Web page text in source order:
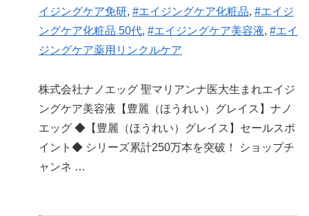
イジングケア免研, #エイジングケア化粧品, #エイジ
ングケア化粧品 50代, #エイジングケア美容液, #エイ
ジングケア薬用リンクルケア
株式会社ナノエッグ 聖マリアンナ医大生まれエイジ
ングケア美容液【豊麗（ほうれい）グレイス】ナノ
エッグ ◆【豊麗（ほうれい）グレイス】セールスポ
イント◆ シリーズ累計250万本を突破！ ショップチ
ャンネ …